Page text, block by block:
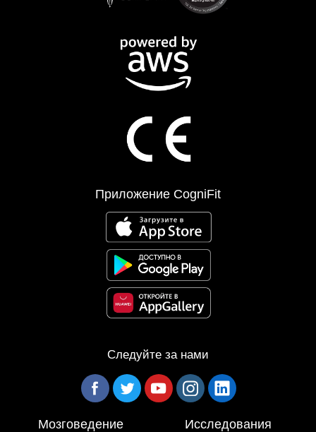
Приложение CogniFit
Следуйте за нами
Мозговедение Исследования